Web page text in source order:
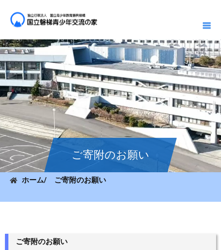
ご寄附のお願い
ホーム/ ご寄附のお願い
ご寄附のお願い